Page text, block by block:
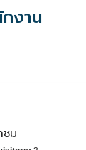
งาน
ชม